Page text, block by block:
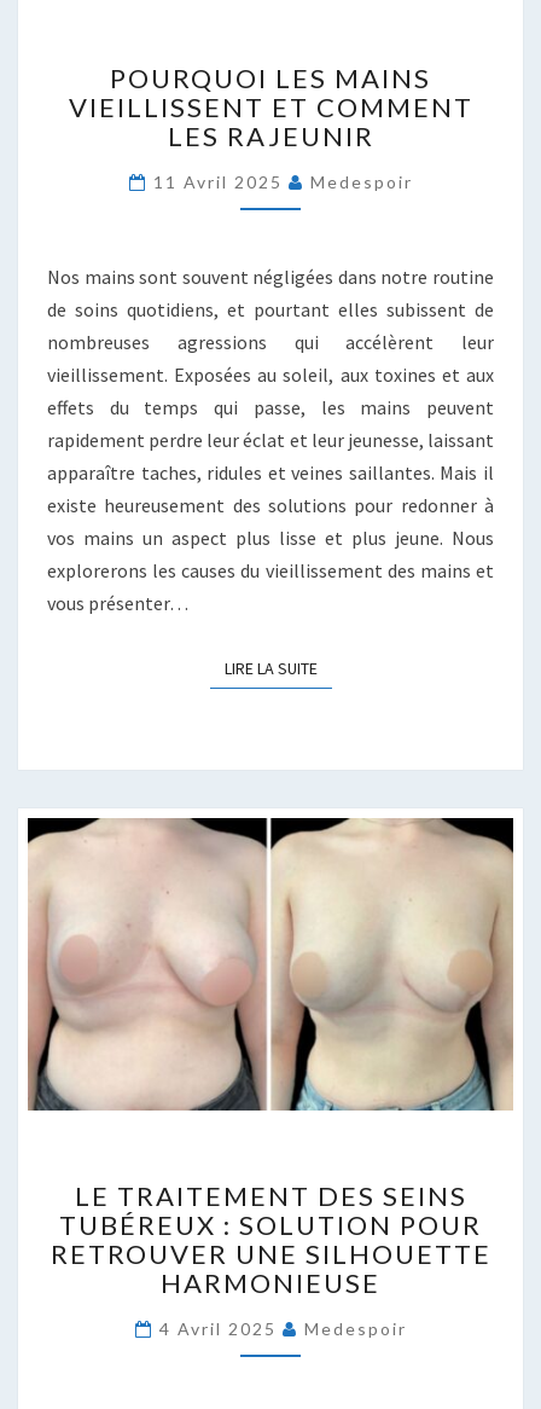
LES
MAINS
VIEILLISSENT
COMMENT
LES
POURQUOI LES MAINS
VIEILLISSENT ET COMMENT
LES RAJEUNIR
11 Avril 2025 Medespoir
Nos mains sont souvent négligées dans notre routine
de soins quotidiens, et pourtant elles subissent de
nombreuses agressions qui accélèrent leur
vieillissement. Exposées au soleil, aux toxines et aux
effets du temps qui passe, les mains peuvent
rapidement perdre leur éclat et leur jeunesse, laissant
apparaître taches, ridules et veines saillantes. Mais il
existe heureusement des solutions pour redonner à
vos mains un aspect plus lisse et plus jeune. Nous
explorerons les causes du vieillissement des mains et
vous présenter…
LIRE LA SUITELIRE LA SUITE
TRAITEMENT
DES
SEINS
TUBÉREUX
SOLUTION
POUR
LE TRAITEMENT DES SEINS
TUBÉREUX : SOLUTION POUR
RETROUVER UNE SILHOUETTE
HARMONIEUSE
4 Avril 2025 Medespoir